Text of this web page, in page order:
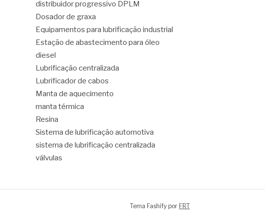
distribuidor progressivo DPLM
Dosador de graxa
Equipamentos para lubrificação industrial
Estação de abastecimento para óleo
diesel
Lubrificação centralizada
Lubrificador de cabos
Manta de aquecimento
manta térmica
Resina
Sistema de lubrificação automotiva
sistema de lubrificação centralizada
válvulas
Tema Fashify por FRT